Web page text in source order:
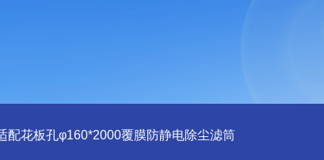
配花板孔φ160*2000覆膜防静电除尘滤筒 PU注胶 花